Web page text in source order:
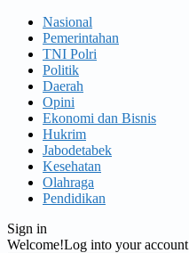
Nasional
Pemerintahan
TNI Polri
Politik
Daerah
Opini
Ekonomi dan Bisnis
Hukrim
Jabodetabek
Kesehatan
Olahraga
Pendidikan
Sign in
Welcome!Log into your account